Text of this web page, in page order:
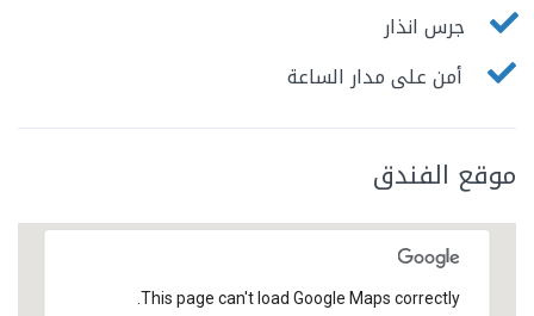
جرس انذار
أمن على مدار الساعة
موقع الفندق
This page can't load Google Maps correctly.